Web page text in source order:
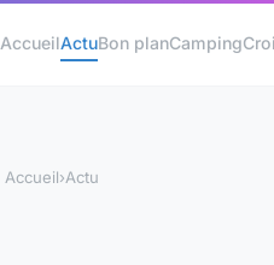
AccueilActuBon planCamping
Accueil›Actu